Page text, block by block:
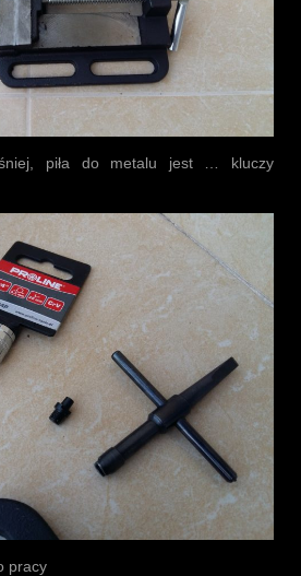
piła do metalu jest … kluczy
pracy